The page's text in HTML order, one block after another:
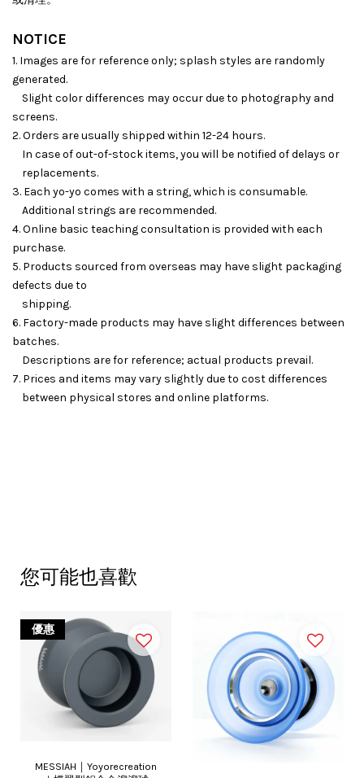
NOTICE
1. Images are for reference only; splash styles are randomly
generated.
Slight color differences may occur due to photography and
screens.
2. Orders are usually shipped within 12-24 hours.
In case of out-of-stock items, you will be notified of delays or
replacements.
3. Each yo-yo comes with a string, which is consumable.
Additional strings are recommended.
4. Online basic teaching consultation is provided with each
purchase.
5. Products sourced from overseas may have slight packaging
defects due to
shipping.
6. Factory-made products may have slight differences between
batches.
Descriptions are for reference; actual products prevail.
7. Prices and items may vary slightly due to cost differences
between physical stores and online platforms.
您可能也喜歡
優惠
MESSIAH｜Yoyorecreation